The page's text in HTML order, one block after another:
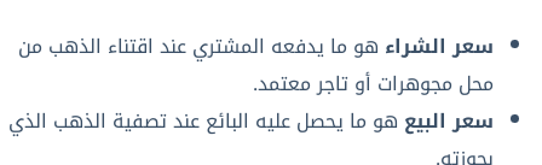
سعر الشراء هو ما يدفعه المشتري عند اقتناء الذهب من
محل مجوهرات أو تاجر معتمد.
سعر البيع هو ما يحصل عليه البائع عند تصفية الذهب الذي